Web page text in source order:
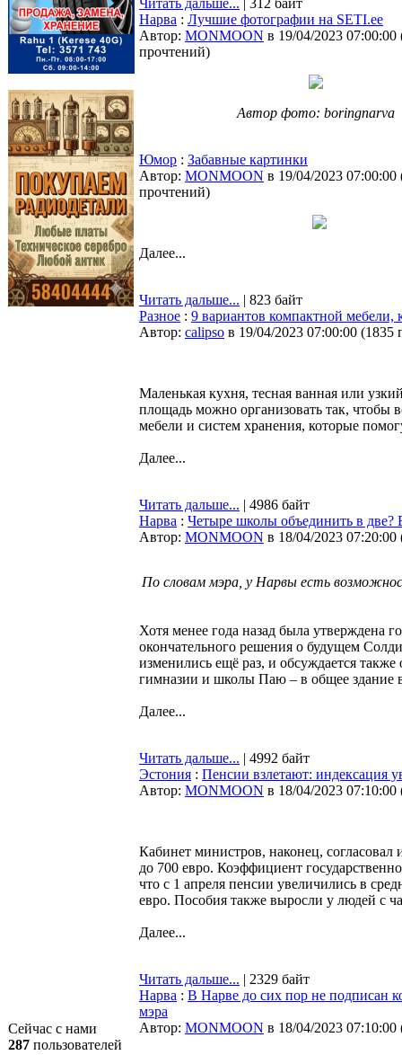
Сейчас с нами
287 пользователей
Читать дальше... | 312 байт
Нарва : Лучшие фотографии на SETI.ee
Автор: MONMOON в 19/04/2023 07:00:00
прочтений)
Автор фото: boringnarva
Юмор : Забавные картинки
Автор: MONMOON в 19/04/2023 07:00:00
прочтений)
Далее...
Читать дальше... | 823 байт
Разное : 9 вариантов компактной мебели,
Автор: calipso в 19/04/2023 07:00:00 (1835
Маленькая кухня, тесная ванная или
площадь можно организовать так,
мебели и систем хранения, которые
Далее...
Читать дальше... | 4986 байт
Нарва : Четыре школы объединить в
Автор: MONMOON в 18/04/2023 07:20:00
По словам мэра, у Нарвы есть
Хотя менее года назад была утверждена
окончательного решения о будущем
изменились ещё раз, и обсуждается
гимназии и школы Паю – в общее здание
Далее...
Читать дальше... | 4992 байт
Эстония : Пенсии взлетают: индексация
Автор: MONMOON в 18/04/2023 07:10:00
Кабинет министров, наконец, согласовал
до 700 евро. Коэффициент
что с 1 апреля пенсии увеличились в
евро. Пособия также выросли у людей с
Далее...
Читать дальше... | 2329 байт
Нарва : В Нарве до сих пор не подписан
мэра
Автор: MONMOON в 18/04/2023 07:10:00